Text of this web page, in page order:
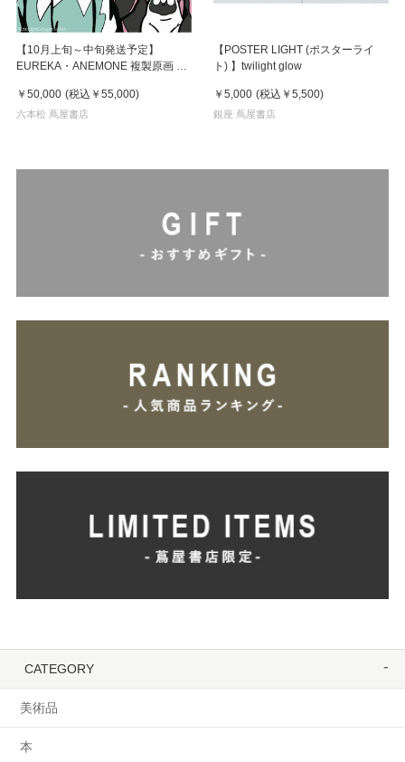
【10月上旬～中旬発送予定】
EUREKA・ANEMONE 複製原画 シ
￥50,000 (税込 ￥55,000)
六本松 蔦屋書店
【POSTER LIGHT (ポスターライ
ト) 】twilight glow
￥5,000 (税込 ￥5,500)
銀座 蔦屋書店
CATEGORY
美術品
本